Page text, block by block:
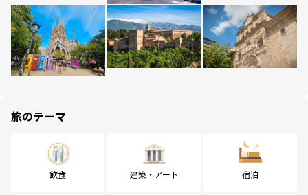
旅のテーマ
飲食 建築・アート 宿泊